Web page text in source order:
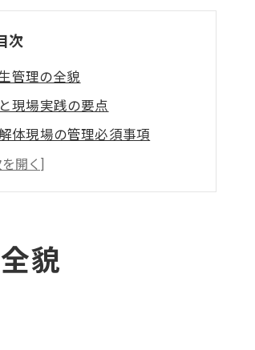
次
管理の全貌
現場実践の要点
体現場の管理必須事項
指針を解体作業に活かす方法
ンと解体現場の運用実例
ドライン導入法
貌